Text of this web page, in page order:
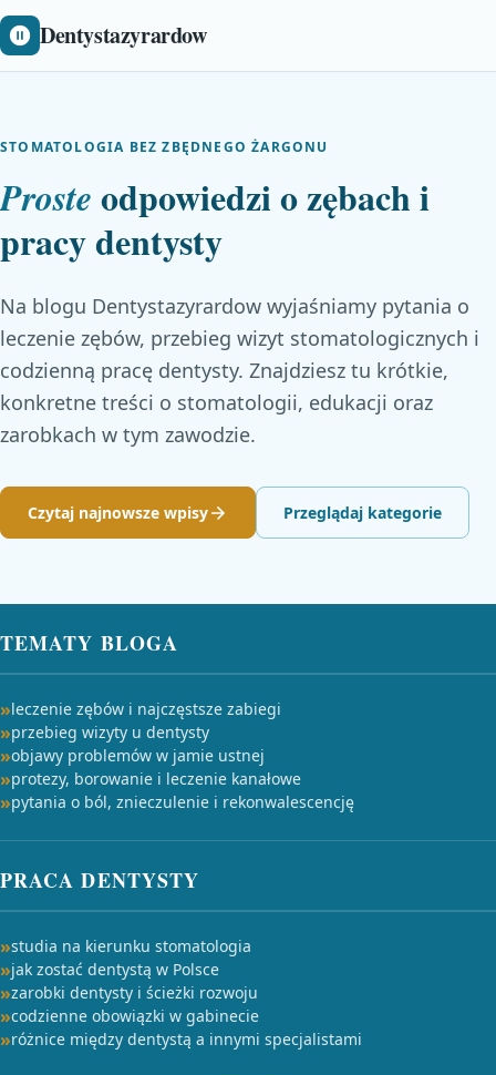
Dentystazyrardow
STOMATOLOGIA BEZ ZBĘDNEGO ŻARGONU
Proste odpowiedzi o zębach i
pracy dentysty
Na blogu Dentystazyrardow wyjaśniamy pytania o
leczenie zębów, przebieg wizyt stomatologicznych i
codzienną pracę dentysty. Znajdziesz tu krótkie,
konkretne treści o stomatologii, edukacji oraz
zarobkach w tym zawodzie.
Czytaj najnowsze wpisy Przeglądaj kategorie
TEMATY BLOGA
leczenie zębów i najczęstsze zabiegi
przebieg wizyty u dentysty
objawy problemów w jamie ustnej
protezy, borowanie i leczenie kanałowe
pytania o ból, znieczulenie i rekonwalescencję
PRACA DENTYSTY
studia na kierunku stomatologia
jak zostać dentystą w Polsce
zarobki dentysty i ścieżki rozwoju
codzienne obowiązki w gabinecie
różnice między dentystą a innymi specjalistami